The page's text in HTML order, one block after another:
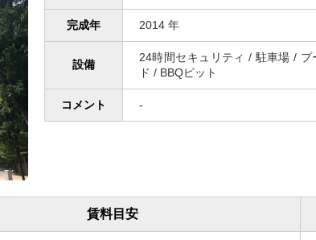
完成年 2014 年
設備
24時間セキュリティ / 駐車場 /
ド / BBQピット
コメント -
賃料目安